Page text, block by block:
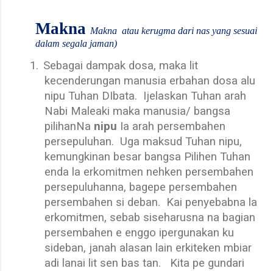
Makna Makna atau kerugma dari nas yang sesuai
dalam segala jaman)
1. Sebagai dampak dosa, maka lit
kecenderungan manusia erbahan dosa alu
nipu Tuhan DIbata. Ijelaskan Tuhan arah
Nabi Maleaki maka manusia/ bangsa
pilihanNa nipu Ia arah persembahen
persepuluhan. Uga maksud Tuhan nipu,
kemungkinan besar bangsa Pilihen Tuhan
enda la erkomitmen nehken persembahen
persepuluhanna, bagepe persembahen
persembahen si deban. Kai penyebabna la
erkomitmen, sebab siseharusna na bagian
persembahen e enggo ipergunakan ku
sideban, janah alasan lain erkiteken mbiar
adi lanai lit sen bas tan.
Kita pe gundari